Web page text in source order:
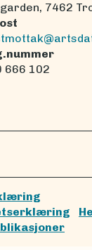
7462
666 102